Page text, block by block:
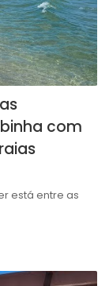
com
está entre as